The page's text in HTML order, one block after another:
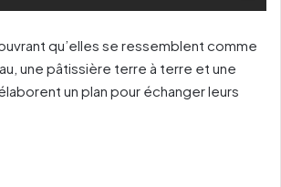
qu’elles se ressemblent comme
une pâtissière terre à terre et une
un plan pour échanger leurs